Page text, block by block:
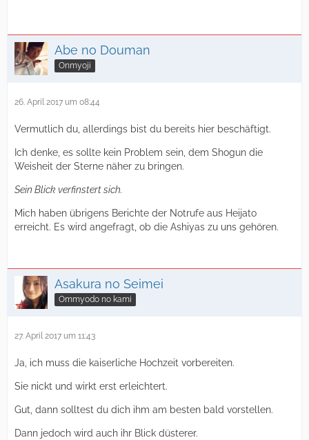
Abe no Douman
Onmyoji
26. April 2017 um 08:44
Vermutlich du, allerdings bist du bereits hier beschäftigt.
Ich denke, es sollte kein Problem sein, dem Shogun die
Weisheit der Sterne näher zu bringen.
Sein Blick verfinstert sich.
Mich haben übrigens Berichte der Notrufe aus Heijato
erreicht. Es wird angefragt, ob die Ashiyas zu uns gehören.
Asakura no Seimei
Ommyodo no kami
27. April 2017 um 11:43
Ja, ich muss die kaiserliche Hochzeit vorbereiten.
Sie nickt und wirkt erst erleichtert.
Gut, dann solltest du dich ihm am besten bald vorstellen.
Dann jedoch wird auch ihr Blick düsterer.